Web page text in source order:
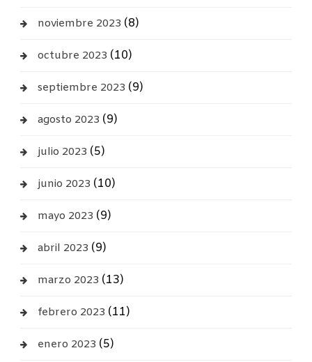
noviembre 2023 (8)
octubre 2023 (10)
septiembre 2023 (9)
agosto 2023 (9)
julio 2023 (5)
junio 2023 (10)
mayo 2023 (9)
abril 2023 (9)
marzo 2023 (13)
febrero 2023 (11)
enero 2023 (5)